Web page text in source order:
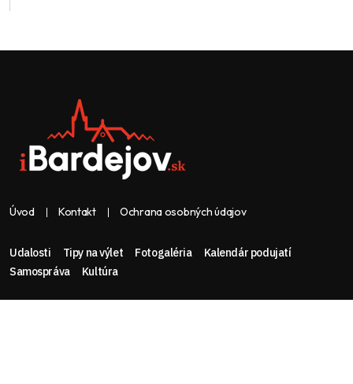
Úvod Kontakt Ochrana osobných údajov
Udalosti Tipy na výlet Fotogaléria
Kalendár podujatí
Samospráva
Kultúra